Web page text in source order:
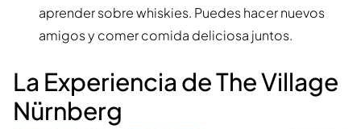
aprender sobre whiskies. Puedes hacer nuevos
amigos y comer comida deliciosa juntos.
La Experiencia de The Village
Nürnberg